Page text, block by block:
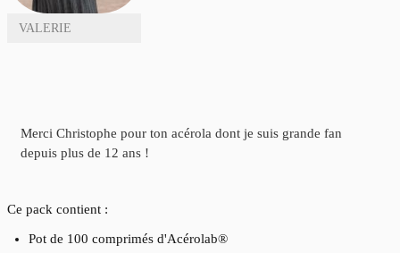
VALERIE
Merci Christophe pour ton acérola dont je suis grande fan
depuis plus de 12 ans !
Ce pack contient :
Pot de 100 comprimés d'Acérolab®